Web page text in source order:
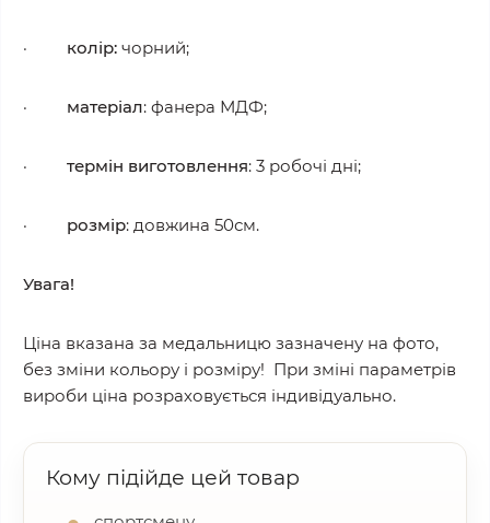
· колір: чорний;
· матеріал: фанера МДФ;
· термін виготовлення: 3 робочі дні;
· розмір: довжина 50см.
Увага!
Ціна вказана за медальницю зазначену на фото,
без зміни кольору і розміру! При зміні параметрів
вироби ціна розраховується індивідуально.
Кому підійде цей товар